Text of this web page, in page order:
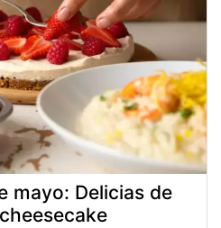
mayo: Delicias de